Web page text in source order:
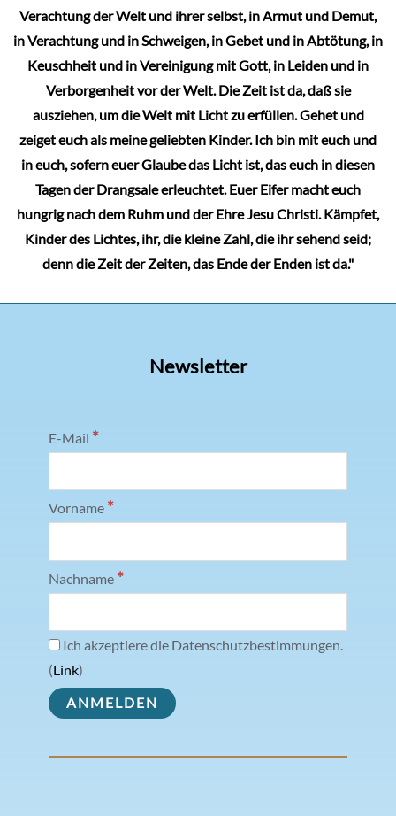
Verachtung der Welt und ihrer selbst, in Armut und Demut,
in Verachtung und in Schweigen, in Gebet und in Abtötung, in
Keuschheit und in Vereinigung mit Gott, in Leiden und in
Verborgenheit vor der Welt. Die Zeit ist da, daß sie
ausziehen, um die Welt mit Licht zu erfüllen. Gehet und
zeiget euch als meine geliebten Kinder. Ich bin mit euch und
in euch, sofern euer Glaube das Licht ist, das euch in diesen
Tagen der Drangsale erleuchtet. Euer Eifer macht euch
hungrig nach dem Ruhm und der Ehre Jesu Christi. Kämpfet,
Kinder des Lichtes, ihr, die kleine Zahl, die ihr sehend seid;
denn die Zeit der Zeiten, das Ende der Enden ist da."
Newsletter
E-Mail *
Vorname *
Nachname *
Ich akzeptiere die Datenschutzbestimmungen.
(Link)